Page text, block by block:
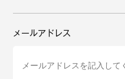
Reebok
メールアドレス